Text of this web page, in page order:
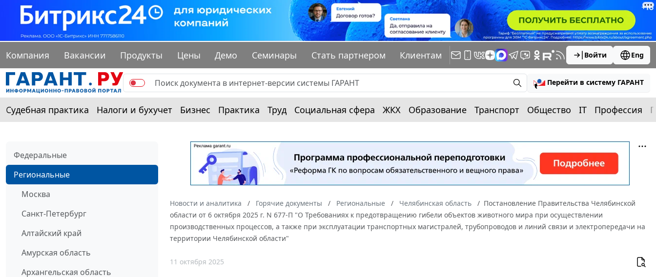
Компания Вакансии Продукты Цены Демо Семинары Стать партнером Клиентам Войти Eng
Перейти в систему ГАРАНТ
Судебная практика Налоги и бухучет Бизнес Практика Труд Социальная сфера ЖКХ Образование Транспорт Общество IT Профессия
Федеральные
Региональные
Москва
Санкт-Петербург
Алтайский край
Амурская область
Архангельская область
Новости и аналитика Горячие документы Региональные Челябинская область
Постановление Правительства Челябинской
области от 6 октября 2025 г. N 677-П "О Требованиях к предотвращению гибели объектов животного мира при осуществлении
производственных процессов, а также при эксплуатации транспортных магистралей, трубопроводов и линий связи и электропередачи на
территории Челябинской области"
11 октября 2025